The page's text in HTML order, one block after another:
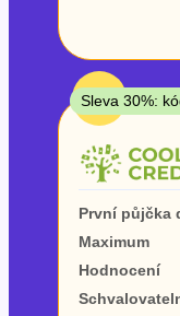
V hotovosti
ano
ne
TOP
Sleva 30%:
První půjčka
Maximum
Hodnocení